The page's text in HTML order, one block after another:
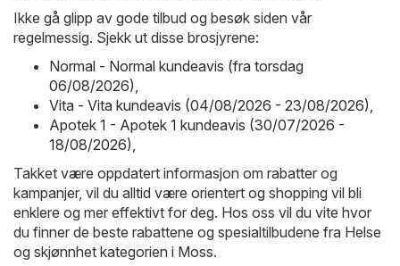
Ikke gå glipp av gode tilbud og besøk siden vår
regelmessig. Sjekk ut disse brosjyrene:
Normal - Normal kundeavis (fra torsdag
06/08/2026),
Vita - Vita kundeavis (04/08/2026 - 23/08/2026),
Apotek 1 - Apotek 1 kundeavis (30/07/2026 -
18/08/2026),
Takket være oppdatert informasjon om rabatter og
kampanjer, vil du alltid være orientert og shopping vil bli
enklere og mer effektivt for deg. Hos oss vil du vite hvor
du finner de beste rabattene og spesialtilbudene fra Helse
og skjønnhet kategorien i Moss.